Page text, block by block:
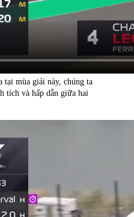
tại mùa giải này, chúng ta
tích và hấp dẫn giữa hai